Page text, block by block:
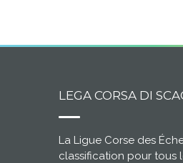
LEGA CORSA DI
La Ligue Corse des
classification pour tous